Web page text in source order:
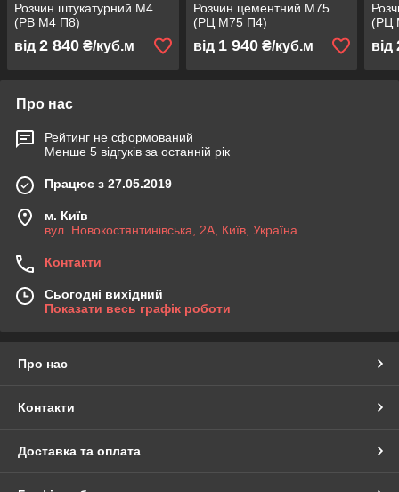
Розчин штукатурний М4
(РВ М4 П8)
від 2 840 ₴/куб.м
Розчин цементний М75
(РЦ М75 П4)
від 1 940₴/куб.м
(РЦ
від
Про нас
Рейтинг не сформований
Менше 5 відгуків за останній рік
Працює з 27.05.2019
м. Київ
вул. Новокостянтинівська, 2А, Київ, Україна
Контакти
Сьогодні вихідний
Показати весь графік роботи
Про нас
Контакти
Доставка та оплата